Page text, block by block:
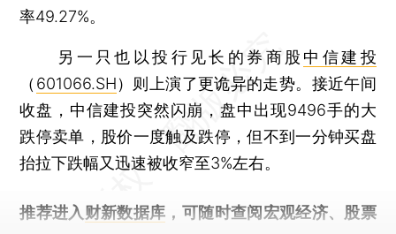
率49.27%。
另一只也以投行见长的券商股 中信建投
（ 601066.SH）则上演了更诡异的走势。接近午间
收盘，中信建投突然闪崩，盘中出现9496手的大
跌停卖单，股价一度触及跌停，但不到一分钟买盘
抬拉下跌幅又迅速被收窄至3%左右。
推荐进入 财新数据库 ，可随时查阅宏观经济、股票